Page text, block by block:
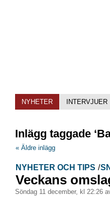
NYHETER INTERVJUER
Inlägg taggade
« Äldre inlägg
NYHETER OCH TIPS /
Veckans
söndag 11 december, kl 22:26